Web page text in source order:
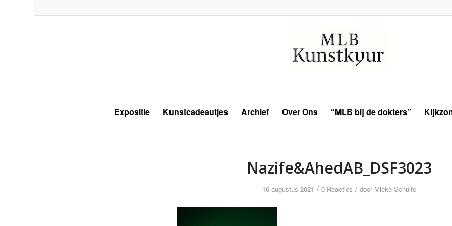
Expositie Kunstcadeautjes Archief Over Ons “MLB bij de dokters”
Nazife&AhedAB_DSF3023
16 augustus 2021 / 0 Reacties / door Mieke Schulte